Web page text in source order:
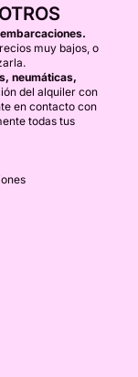
muy bajos, o
neumáticas,
del alquiler con
en contacto con
todas tus